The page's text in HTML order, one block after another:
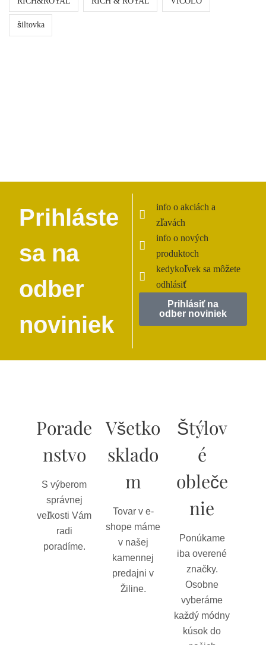
šiltovka
Prihláste
sa na
odber
noviniek
info o akciách a
zľavách
info o nových
produktoch
kedykoľvek sa môžete
odhlásiť
Prihlásiť na
odber noviniek
Porade
nstvo
S výberom
správnej
veľkosti Vám
radi
poradíme.
Všetko
sklado
m
Tovar v e-
shope máme
v našej
kamennej
predajni v
Žiline.
Štýlov
é
obleče
nie
Ponúkame
iba overené
značky.
Osobne
vyberáme
každý módny
kúsok do